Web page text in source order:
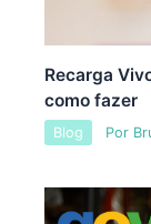
Recarga
como fazer
Blog Por